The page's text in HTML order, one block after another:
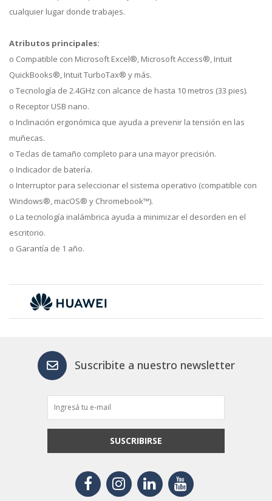
cualquier lugar donde trabajes.
Atributos principales:
o Compatible con Microsoft Excel®, Microsoft Access®, Intuit
QuickBooks®, Intuit TurboTax® y más.
o Tecnología de 2.4GHz con alcance de hasta 10 metros (33 pies).
o Receptor USB nano.
o Inclinación ergonómica que ayuda a prevenir la tensión en las
muñecas.
o Teclas de tamaño completo para una mayor precisión.
o Indicador de batería.
o Interruptor para seleccionar el sistema operativo (compatible con
Windows®, macOS® y Chromebook™).
o La tecnología inalámbrica ayuda a minimizar el desorden en el
escritorio.
o Garantía de 1 año.
Suscribite a nuestro newsletter
SUSCRIBIRSE